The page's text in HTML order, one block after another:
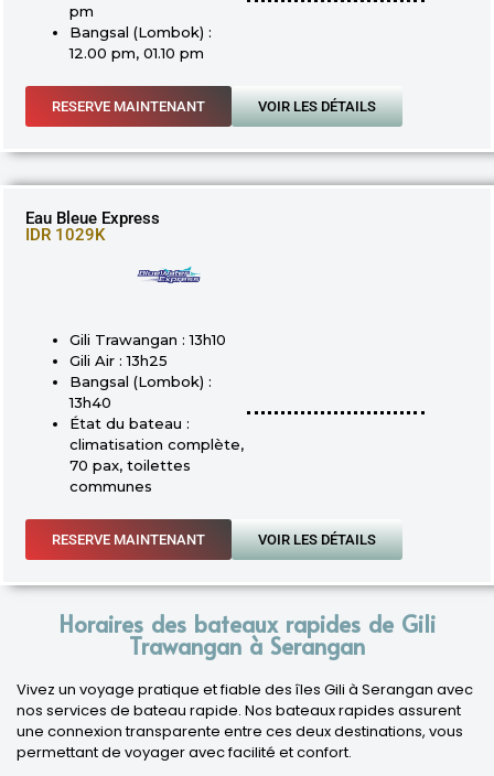
pm
Bangsal (Lombok) :
12.00 pm, 01.10 pm
RESERVE MAINTENANT VOIR LES DÉTAILS
Eau Bleue Express
IDR 1029K
Gili Trawangan : 13h10
Gili Air : 13h25
Bangsal (Lombok) :
13h40
État du bateau :
climatisation complète,
70 pax, toilettes
communes
RESERVE MAINTENANT VOIR LES DÉTAILS
Horaires des bateaux rapides de Gili
Trawangan à Serangan
Vivez un voyage pratique et fiable des îles Gili à Serangan avec
nos services de bateau rapide. Nos bateaux rapides assurent
une connexion transparente entre ces deux destinations, vous
permettant de voyager avec facilité et confort.